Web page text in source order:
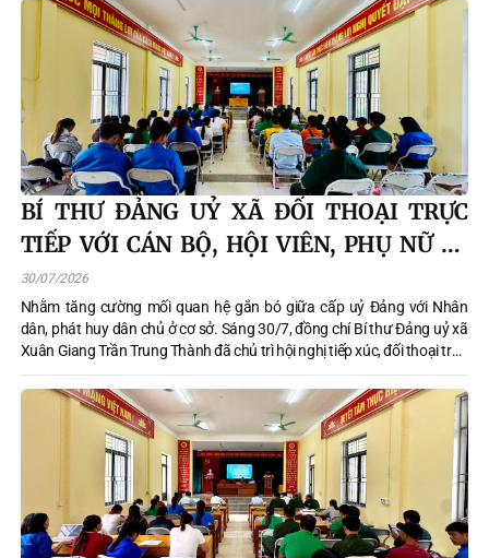
BÍ THƯ ĐẢNG UỶ XÃ ĐỐI THOẠI TRỰC
TIẾP VỚI CÁN BỘ, HỘI VIÊN, PHỤ NỮ VÀ
NHÂN DÂN TRÊN ĐỊA BÀN XÃ
30/07/2026
Nhằm tăng cường mối quan hệ gắn bó giữa cấp uỷ Đảng với Nhân
dân, phát huy dân chủ ở cơ sở. Sáng 30/7, đồng chí Bí thư Đảng uỷ xã
Xuân Giang Trần Trung Thành đã chủ trì hội nghị tiếp xúc, đối thoại trực
tiếp với cán bộ, hội viên, đoàn viên và nhân dân trên địa bàn xã.